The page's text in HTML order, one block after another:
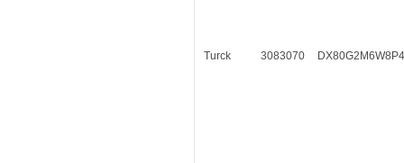
Turck 3083070 DX80G2M6W8P4